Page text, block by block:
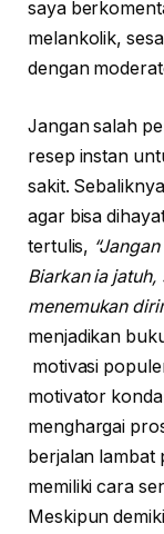
saya
melankolik,
dengan
Jangan salah
resep instan
sakit.
agar bisa
tertulis,
Biarkan ia
menemukan
menjadikan
motivasi
motivator
menghargai
berjalan lambat
memiliki cara
Meskipun